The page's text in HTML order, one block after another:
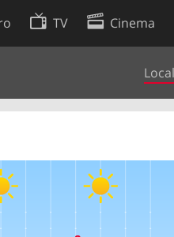
TV Cinema